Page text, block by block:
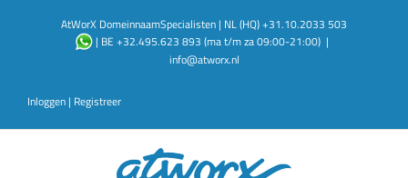
AtWorX DomeinnaamSpecialisten | NL (HQ) +31.10.2033 503
| BE +32.495.623 893 (ma t/m za 09:00-21:00) |
info@atworx.nl
Inloggen | Registreer